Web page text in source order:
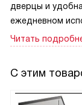
дверцы и
ежедневном
Читать
С этим